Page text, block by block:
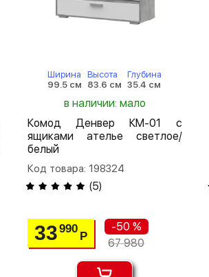
Ширина
99.5 см
Высота
83.6 см
Глубина
35.4 см
в наличии: мало
Комод Денвер КМ-01 с
ящиками ателье светлое/
белый
Код товара: 198324
(5)
33990
Р
-50 %
67 980